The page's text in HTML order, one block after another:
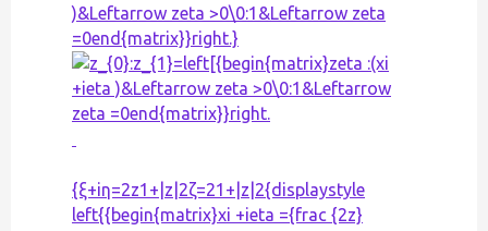
)&Leftarrow zeta >0\0:1&Leftarrow zeta
=0end{matrix}}right.}
{ξ+iη=2z1+|z|2ζ=21+|z|2{displaystyle
left{{begin{matrix}xi +ieta ={frac {2z}